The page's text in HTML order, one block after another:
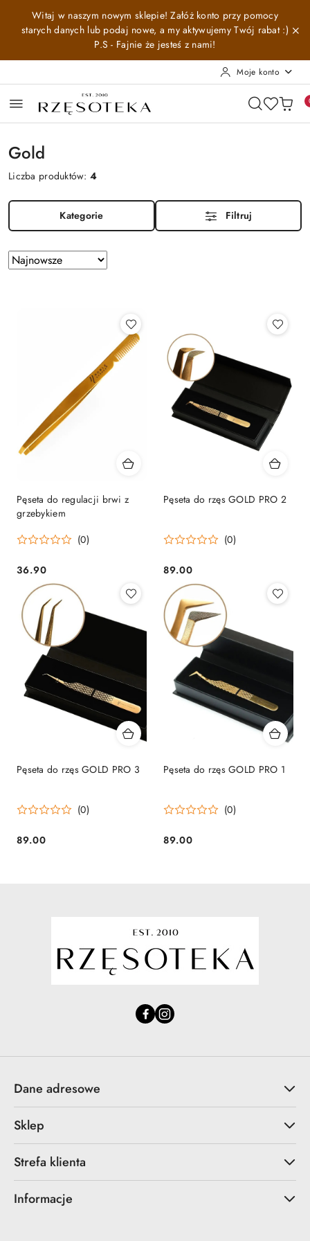
Przejdź do treści głównej
Przejdź do wyszukiwarki
Przejdź do moje konto
Przejdź do menu głównego
Przejdź do stopki
Witaj w naszym nowym sklepie! Załóż konto przy pomocy
starych danych lub podaj nowe, a my aktywujemy Twój rabat :)
P.S - Fajnie że jesteś z nami!
Moje konto
Gold
Liczba produktów:4
Kategorie Filtruj
Zastosowano
sortowanie:
Sortuj
według
Pęseta do regulacji brwi z
grzebykiem
(0)
Cena:
36.90
Pęseta do rzęs GOLD PRO 2
(0)
Cena:
89.00
Pęseta do rzęs GOLD PRO 3
(0)
Cena:
89.00
Pęseta do rzęs GOLD PRO 1
(0)
Cena:
89.00
Dane adresowe
Sklep
Strefa klienta
Informacje